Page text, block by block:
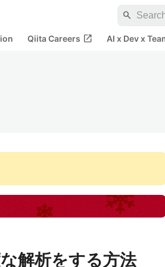
search
Qiita Careers open_in_new AI x Dev x
解析をする方法